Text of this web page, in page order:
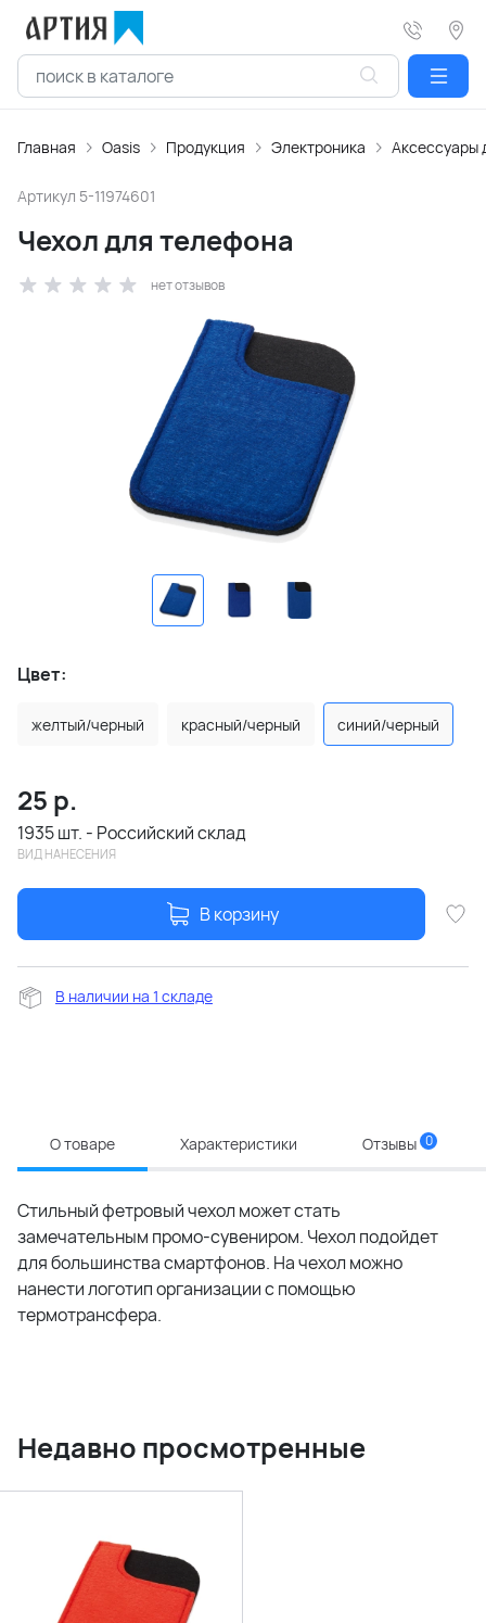
Главная Oasis Продукция Электроника Аксессуары
Артикул 5-11974601
Чехол для телефона
нет отзывов
Цвет:
желтый/черный красный/черный синий/черный
25 р.
1935 шт. - Российский склад
ВИД НАНЕСЕНИЯ
В корзину
В наличии на 1 складе
О товаре Характеристики Отзывы 0
Стильный фетровый чехол может стать
замечательным промо-сувениром. Чехол подойдет
для большинства смартфонов. На чехол можно
нанести логотип организации с помощью
термотрансфера.
Недавно просмотренные